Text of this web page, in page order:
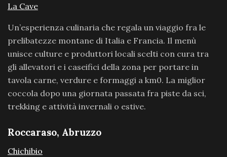
La Cave
Un’esperienza culinaria che regala un viaggio fra le
prelibatezze montane di Italia e Francia. Il menù
unisce culture e produttori locali scelti con cura tra
gli allevatori e i caseifici della zona per portare in
tavola carne, verdure e formaggi a km0. La miglior
coccola dopo una giornata passata fra piste da sci,
trekking e attività invernali o estive.
Roccaraso, Abruzzo
Chichibio